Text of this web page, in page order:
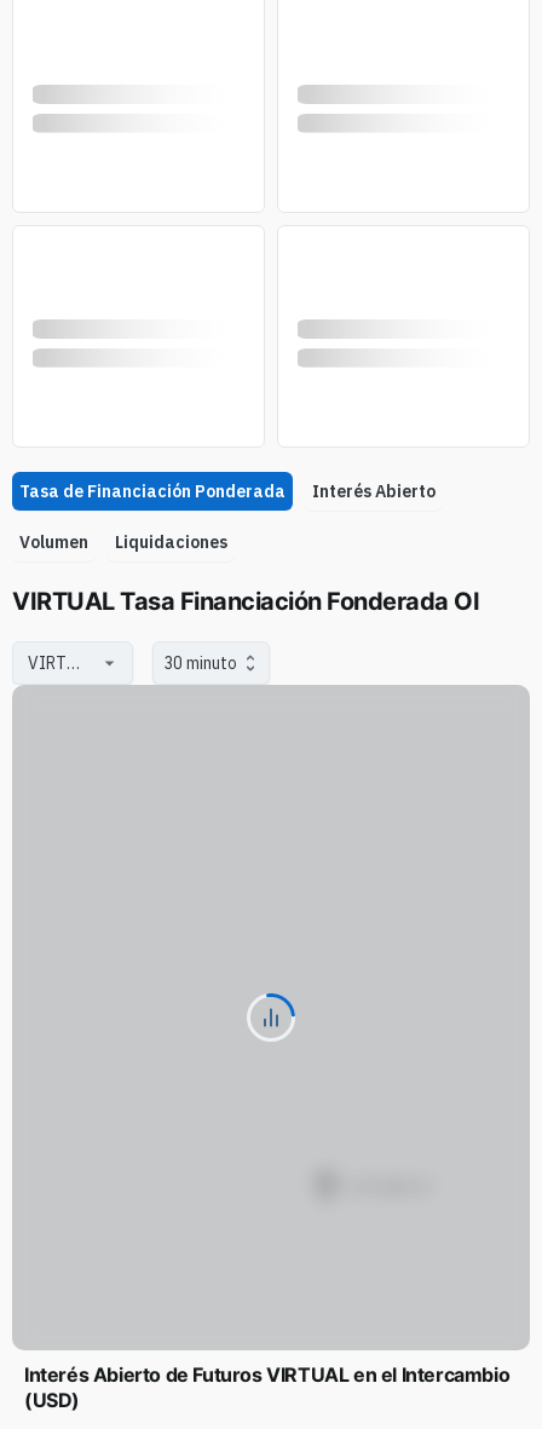
Tasa de Financiación Ponderada Interés Abierto
Volumen Liquidaciones
VIRTUAL Tasa Financiación Fonderada OI
30 minuto
Interés Abierto de Futuros VIRTUAL en el Intercambio
(USD)